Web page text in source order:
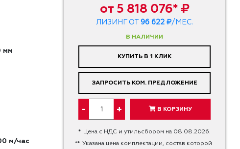
от 5 818 076* ₽
ЛИЗИНГ ОТ 96 622 ₽/МЕС.
В НАЛИЧИИ
КУПИТЬ В 1 КЛИК
ЗАПРОСИТЬ КОМ. ПРЕДЛОЖЕНИЕ
- + В КОРЗИНУ
* Цена с НДС и утильсбором на 08.08.2026.
** Указана цена комплектации, состав которой
мм
м/час